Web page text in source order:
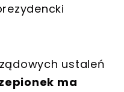
ustaleń
ma